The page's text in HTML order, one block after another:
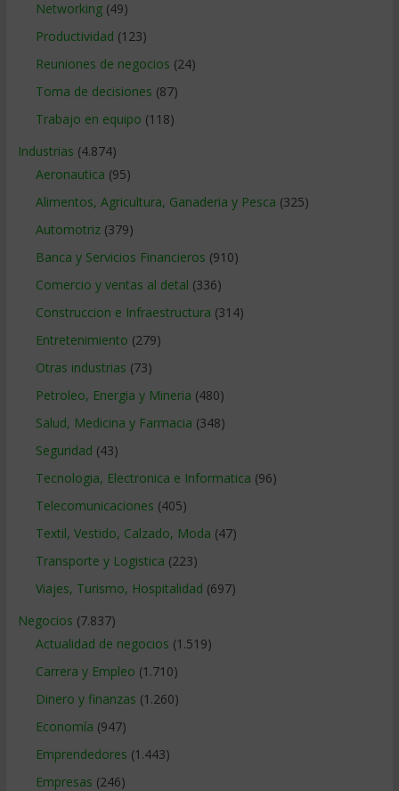
Networking(49)
Productividad (123)
Reuniones de negocios (24)
Toma de decisiones (87)
Trabajo en equipo (118)
Industrias (4.874)
Aeronautica (95)
Alimentos, Agricultura, Ganaderia y Pesca (325)
Automotriz(379)
Banca y Servicios Financieros (910)
Comercio y ventas al detal (336)
Construccion e Infraestructura (314)
Entretenimiento (279)
Otras industrias (73)
Petroleo, Energia y Mineria (480)
Salud, Medicina y Farmacia (348)
Seguridad (43)
Tecnologia, Electronica e Informatica (96)
Telecomunicaciones (405)
Textil, Vestido, Calzado, Moda (47)
Transporte y Logistica (223)
Viajes, Turismo, Hospitalidad (697)
Negocios (7.837)
Actualidad de negocios (1.519)
Carrera y Empleo (1.710)
Dinero y finanzas (1.260)
Economía (947)
Emprendedores (1.443)
Empresas (246)